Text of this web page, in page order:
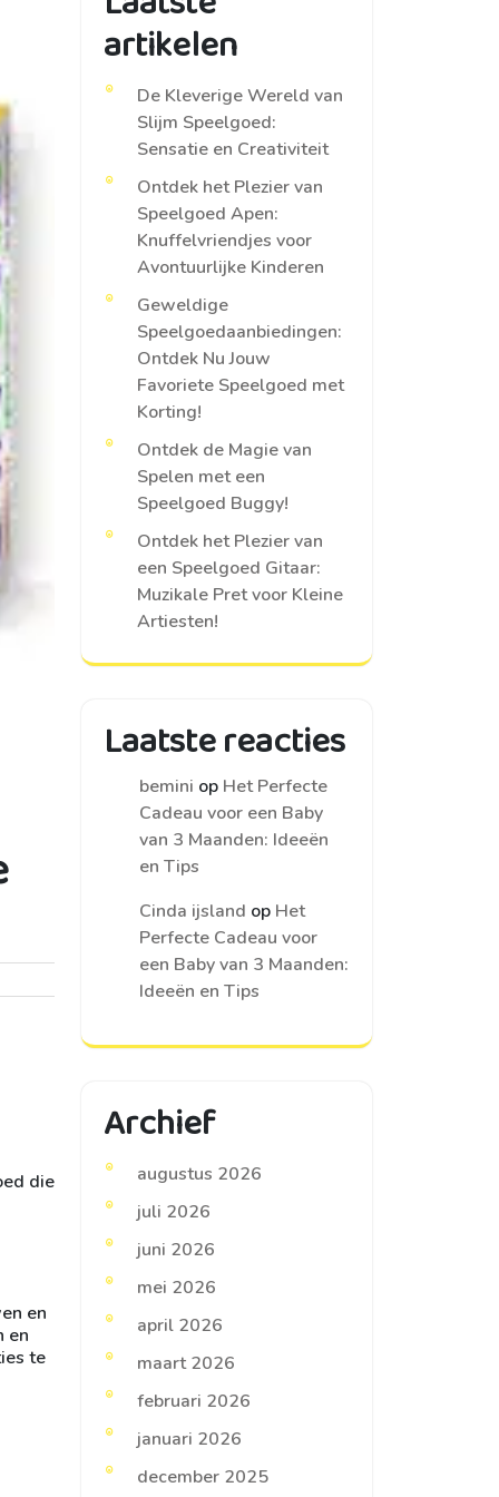
die
en
en
te
artikelen
De Kleverige Wereld van
Slijm Speelgoed:
Sensatie en Creativiteit
Ontdek het Plezier van
Speelgoed Apen:
Knuffelvriendjes voor
Avontuurlijke Kinderen
Geweldige
Speelgoedaanbiedingen:
Ontdek Nu Jouw
Favoriete Speelgoed met
Korting!
Ontdek de Magie van
Spelen met een
Speelgoed Buggy!
Ontdek het Plezier van
een Speelgoed Gitaar:
Muzikale Pret voor Kleine
Artiesten!
Laatste reacties
bemini op Het Perfecte
Cadeau voor een Baby
van 3 Maanden: Ideeën
en Tips
Cinda ijsland op Het
Perfecte Cadeau voor
een Baby van 3 Maanden:
Ideeën en Tips
Archief
augustus 2026
juli 2026
juni 2026
mei 2026
april 2026
maart 2026
februari 2026
januari 2026
december 2025